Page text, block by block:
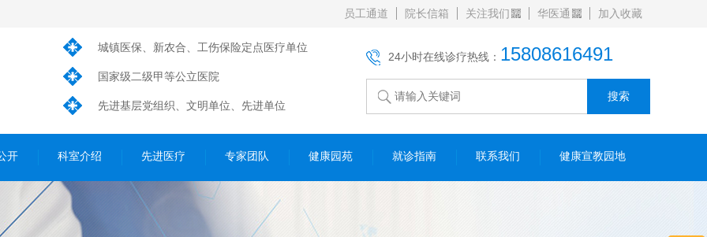
员工通道 院长信箱 关注我们 华医通 加入收藏
城镇医保、新农合、工伤保险定点医疗单位
国家级二级甲等公立医院
先进基层党组织、文明单位、先进单位
24小时在线诊疗热线： 15808616491
开 科室介绍 先进医疗 专家团队 健康园苑 就诊指南 联系我们 健康宣教园地